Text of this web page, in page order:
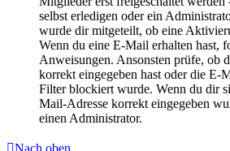
selbst erledigen oder ein
wurde dir mitgeteilt, ob eine
Wenn du eine E-Mail erhalten hast,
Anweisungen. Ansonsten prüfe, ob
korrekt eingegeben hast oder die E-
Filter blockiert wurde. Wenn du dir
Mail-Adresse korrekt eingegeben
einen Administrator.